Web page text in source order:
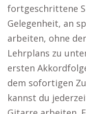
fortgeschrittene
Gelegenheit, an
arbeiten, ohne
Lehrplans zu
ersten
dem sofortigen
kannst du